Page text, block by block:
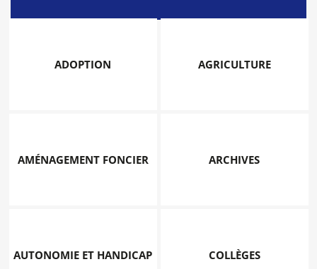
ADOPTION AGRICULTURE
AMÉNAGEMENT FONCIER ARCHIVES
AUTONOMIE ET HANDICAP COLLÈGES